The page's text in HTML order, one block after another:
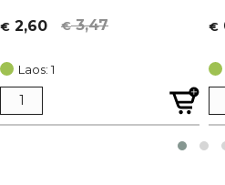
€3,47
Algne
oli:
€ 3,47.
€ 2,60
Current
is:
€ 2,60.
Laos: 1
€
is: